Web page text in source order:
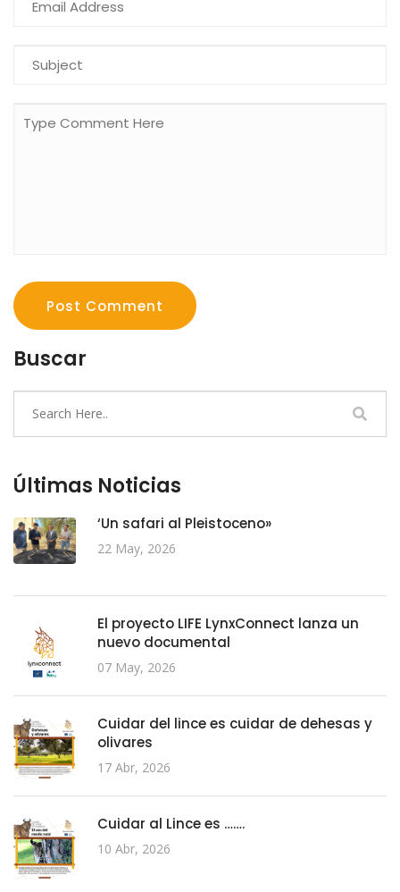
Post Comment
Buscar
Últimas Noticias
‘Un safari al Pleistoceno»
22 May, 2026
El proyecto LIFE LynxConnect lanza un
nuevo documental
07 May, 2026
Cuidar del lince es cuidar de dehesas y
olivares
17 Abr, 2026
Cuidar al Lince es …….
10 Abr, 2026